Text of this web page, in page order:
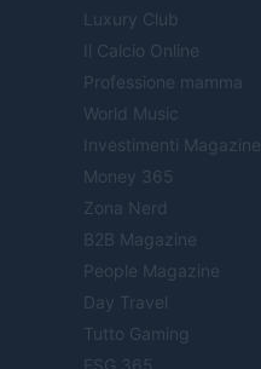
Luxury Club
Il Calcio Online
Professione mamma
World Music
Investimenti Magazine
Money 365
Zona Nerd
B2B Magazine
People Magazine
Day Travel
Tutto Gaming